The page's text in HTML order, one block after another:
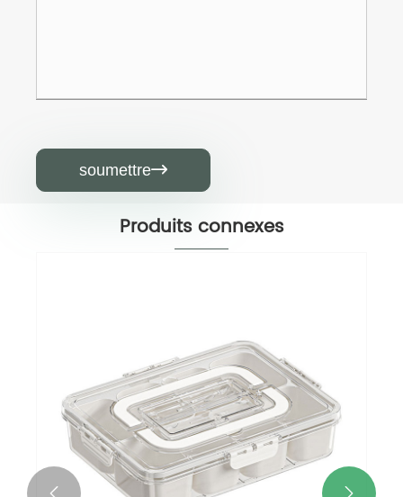
soumettre
Produits connexes
 